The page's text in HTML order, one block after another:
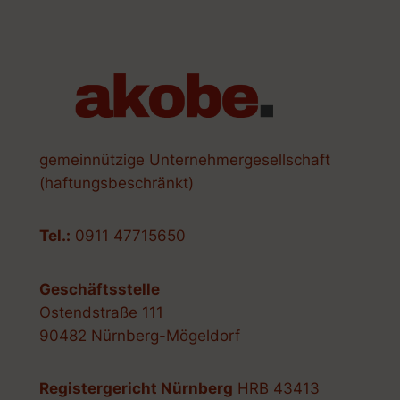
gemeinnützige Unternehmergesellschaft
(haftungsbeschränkt)
Tel.: 0911 47715650
Geschäftsstelle
Ostendstraße 111
90482 Nürnberg-Mögeldorf
Registergericht Nürnberg HRB 43413